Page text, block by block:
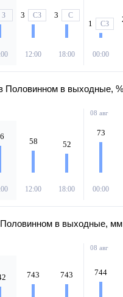
З 3 СЗ
12:00
3 С
18:00
1 СЗ
00:00
Половинном в выходные, %
58
12:00
52
18:00
08 авг
73
00:00
в выходные, мм
743 743
08 авг
744